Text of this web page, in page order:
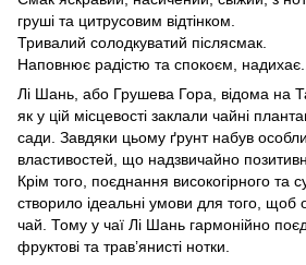
груші та цитрусовим відтінком.
Тривалий солодкуватий післясмак.
Наповнює радістю та спокоєм, надихає..
Лі Шань, або Грушева Гора, відома на
як у цій місцевості заклали чайні
сади. Завдяки цьому ґрунт набув
властивостей, що надзвичайно
Крім того, поєднання високогірного та
створило ідеальні умови для того, щоб
чай. Тому у чаї Лі Шань гармонійно
фруктові та трав’янисті нотки.